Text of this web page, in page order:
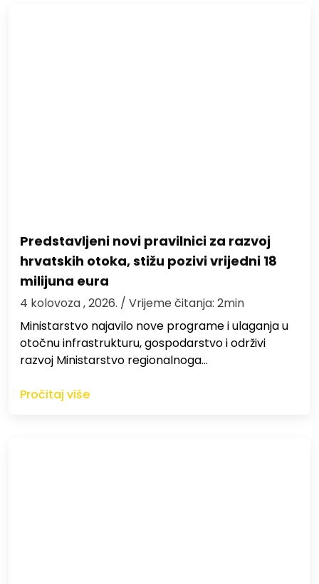
Predstavljeni novi pravilnici za razvoj
hrvatskih otoka, stižu pozivi vrijedni 18
milijuna eura
4 kolovoza , 2026. / Vrijeme čitanja: 2min
Ministarstvo najavilo nove programe i ulaganja u
otočnu infrastrukturu, gospodarstvo i održivi
razvoj Ministarstvo regionalnoga…
Pročitaj više